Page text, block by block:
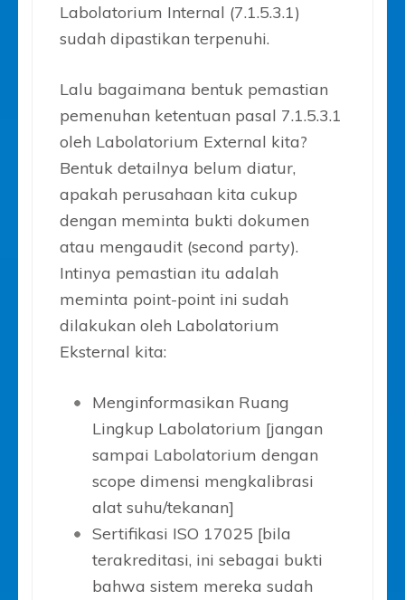
Labolatorium Internal (7.1.5.3.1)
sudah dipastikan terpenuhi.
Lalu bagaimana bentuk pemastian
pemenuhan ketentuan pasal 7.1.5.3.1
oleh Labolatorium External kita?
Bentuk detailnya belum diatur,
apakah perusahaan kita cukup
dengan meminta bukti dokumen
atau mengaudit (second party).
Intinya pemastian itu adalah
meminta point-point ini sudah
dilakukan oleh Labolatorium
Eksternal kita:
Menginformasikan Ruang
Lingkup Labolatorium [jangan
sampai Labolatorium dengan
scope dimensi mengkalibrasi
alat suhu/tekanan]
Sertifikasi ISO 17025 [bila
terakreditasi, ini sebagai bukti
bahwa sistem mereka sudah